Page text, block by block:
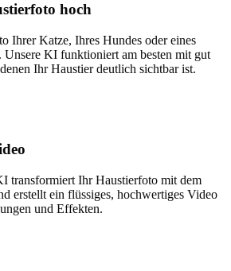
hoch
Ihrer Katze, Ihres Hundes oder eines
Unsere KI funktioniert am besten mit gut
Ihr Haustier deutlich sichtbar ist.
transformiert Ihr Haustierfoto mit dem
erstellt ein flüssiges, hochwertiges Video
und Effekten.